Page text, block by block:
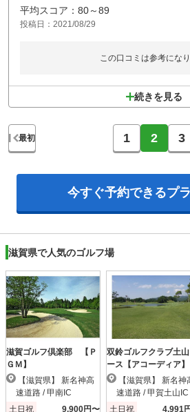
平均スコア：80～89
投稿日：2021/08/29
この口コミは参考にな
続きを見る
最初 1 2 3
今すぐ予約できるプ
滋賀県で人気のゴルフ場
滋賀ゴルフ倶楽部 【Ｐ
ＧＭ】
速道路 / 甲南IC
土日祝
9,900円〜
双鈴ゴルフクラブ土
ース【アコーディア】
速道路 / 甲賀土山IC
土日祝
4,991